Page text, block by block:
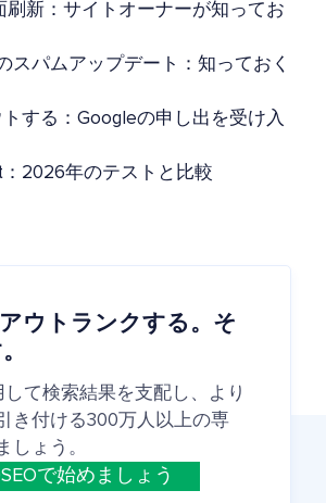
刷新：サイトオーナーが知ってお
スパムアップデート：知っておく
する：Googleの申し出を受け入
：2026年のテストと比較
ウトランクする。そ
して検索結果を支配し、より
き付ける300万人以上の専
しょう。
で始めましょう